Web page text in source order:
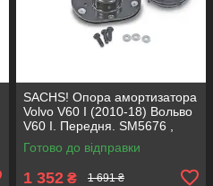
SACHS! Опора амортизатора
Volvo V60 I (2010-18) Вольво
V60 I. Передня. SM5676 ,
803053 , KB652.30
Готово до відправки
1 352 ₴ 1 691 ₴